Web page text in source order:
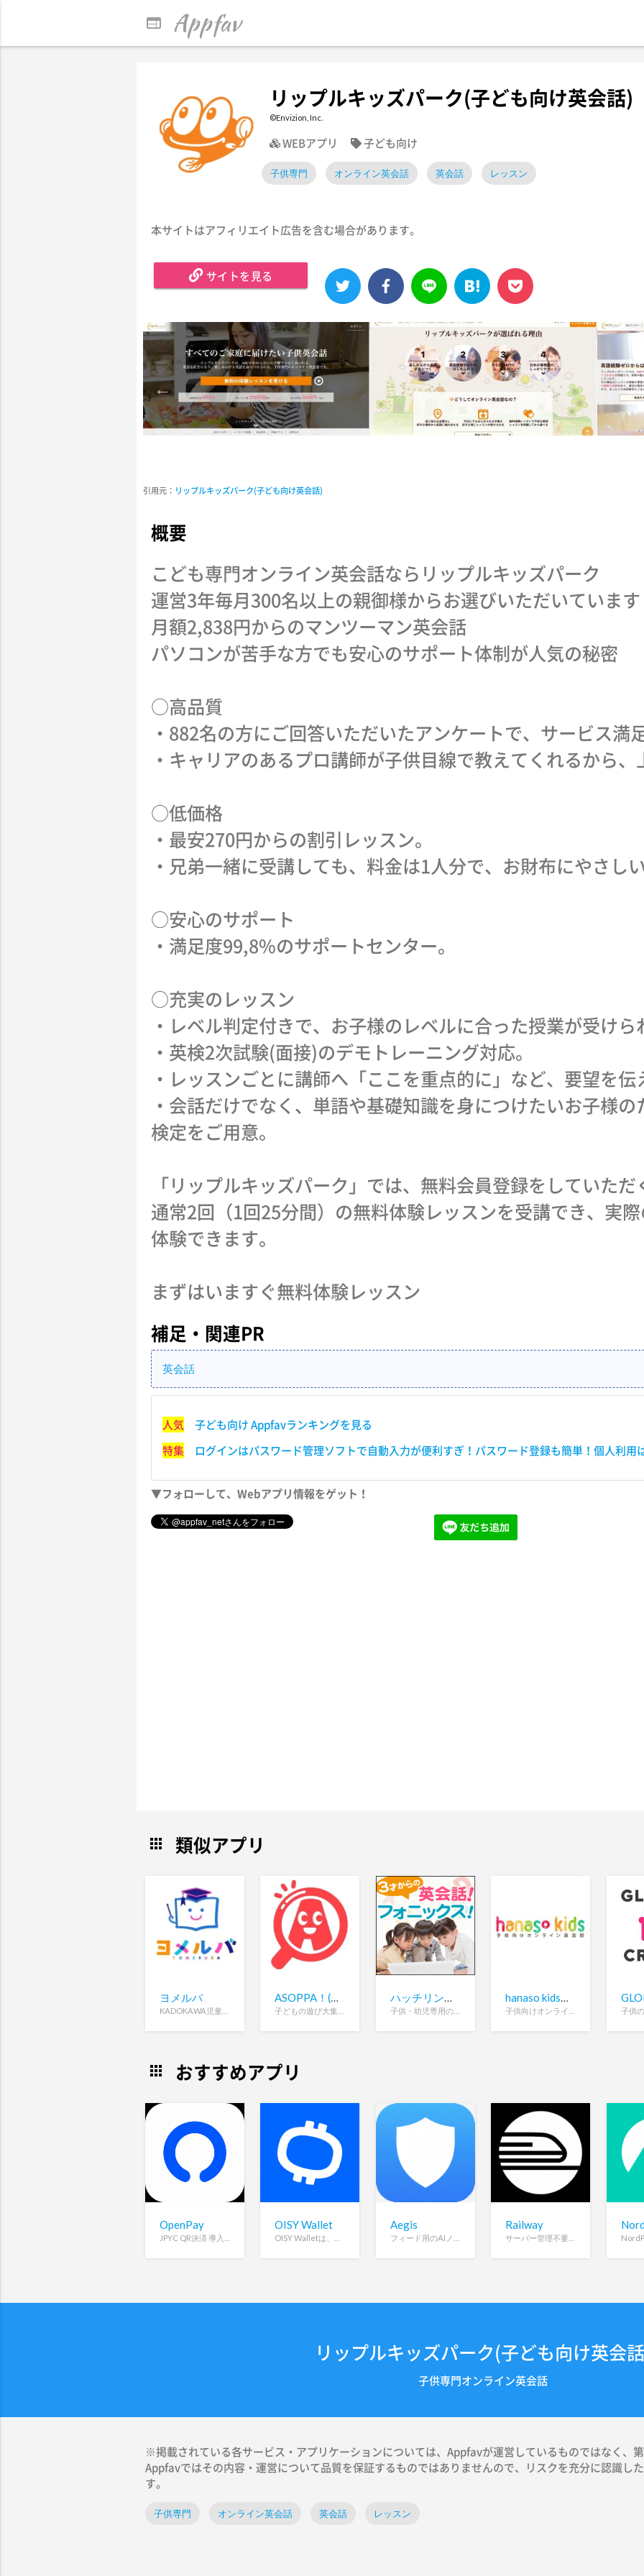
web Appfav
リップルキッズパーク(子ども向け英会話)
©Envizion, Inc.
WEBアプリ 子ども向け
子供専門 オンライン英会話 英会話 レッスン
本サイトはアフィリエイト広告を含む場合があります。
サイトを見る
引用元： リップルキッズパーク(子ども向け英会話)
概要
こども専門オンライン英会話ならリップルキッズパーク
運営3年毎月300名以上の親御様からお選びいただいています
月額2,838円からのマンツーマン英会話
パソコンが苦手な方でも安心のサポート体制が人気の秘密
○高品質
・882名の方にご回答いただいたアンケートで、サービス満
・キャリアのあるプロ講師が子供目線で教えてくれるから
○低価格
・最安270円からの割引レッスン。
・兄弟一緒に受講しても、料金は1人分で、お財布にやさし
○安心のサポート
・満足度99,8%のサポートセンター。
○充実のレッスン
・レベル判定付きで、お子様のレベルに合った授業が受けら
・英検2次試験(面接)のデモトレーニング対応。
・レッスンごとに講師へ「ここを重点的に」など、要望を
・会話だけでなく、単語や基礎知識を身につけたいお子様
検定をご用意。
「リップルキッズパーク」では、無料会員登録をしていただ
通常2回（1回25分間）の無料体験レッスンを受講でき、実
体験できます。
まずはいますぐ無料体験レッスン
補足・関連PR
英会話
人気
子ども向け Appfavランキングを見る
特集
ログインはパスワード管理ソフトで自動入力が便利すぎ！パスワード登録も簡単！個人利用
▼フォローして、Webアプリ情報をゲット！
apps 類似アプリ
ヨメルバ ASOPPA！(あそっぱ！)
子どもの遊び大集合/折り紙、工作、手遊び、なぞなぞ、間違い探しなど
ハッチリンクジュニア
子供・幼児専用のスカイプで学ぶオンライン英会話
hanaso kids（ハナソ キッズ）
apps おすすめアプリ
OpenPay OISY Wallet Aegis Railway
リップルキッズパーク(子ども向け英会
子供専門オンライン英会話
※掲載されている各サービス・アプリケーションについては、Appfavが運営しているものではなく、
Appfavではその内容・運営について品質を保証するものではありませんので、リスクを充分に認識し
す。
子供専門 オンライン英会話 英会話 レッスン